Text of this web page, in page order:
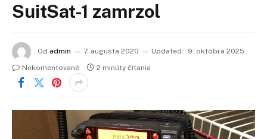
SuitSat-1 zamrzol
Od admin 7. augusta 2020 Updated:
9. októbra 2025
Nekomentované
2 minúty čítania